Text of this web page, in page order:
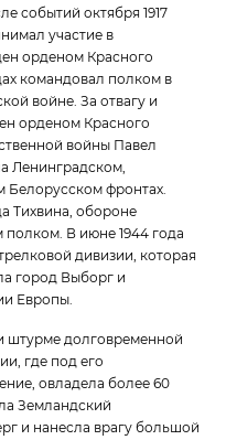
событий октября 1917
участие в
орденом Красного
командовал полком в
войне. За отвагу и
орденом Красного
войны Павел
Ленинградском,
Белорусском фронтах.
Тихвина, обороне
В июне 1944 года
дивизии, которая
город Выборг и
Европы.
штурме долговременной
где под его
овладела более 60
Земландский
и нанесла врагу большой